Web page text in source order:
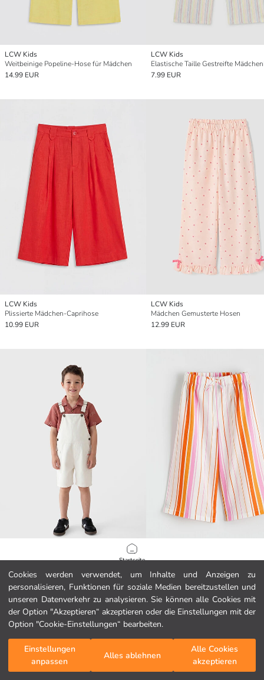
Cookies werden verwendet, um Inhalte und Anzeigen zu
personalisieren, Funktionen für soziale Medien bereitzustellen und
unseren Datenverkehr zu analysieren. Sie können alle Cookies mit
der Option "Akzeptieren“ akzeptieren oder die Einstellungen mit der
Option "Cookie-Einstellungen“ bearbeiten.
Einstellungen
anpassen
Alles ablehnen
Alle Cookies
akzeptieren
Startseite
Kategorien
Mein Warenkorb
LCW Kids
Weitbeinige Popeline-Hose für Mädchen
14.99 EUR
LCW Kids
Elastische Taille Gestreifte
7.99 EUR
LCW Kids
Plissierte Mädchen-Caprihose
10.99 EUR
LCW Kids
Mädchen Gemusterte Hosen
12.99 EUR
Jungen Jeans-Latzhosen
19.99 EUR
Gestreifte Mädchen Capri
8.99 EUR